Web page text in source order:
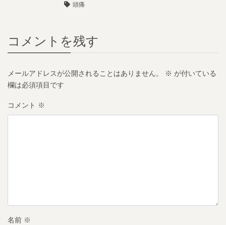
頭痛
コメントを残す
メールアドレスが公開されることはありません。 ※ が付いている
欄は必須項目です
コメント ※
名前 ※